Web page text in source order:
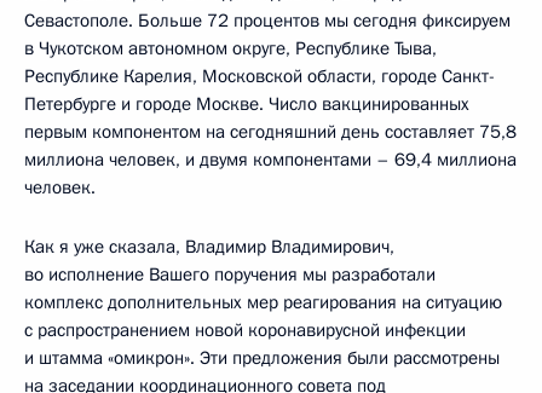
Севастополе. Больше 72 процентов мы сегодня фиксируем
в Чукотском автономном округе, Республике Тыва,
Республике Карелия, Московской области, городе Санкт-
Петербурге и городе Москве. Число вакцинированных
первым компонентом на сегодняшний день составляет 75,8
миллиона человек, и двумя компонентами – 69,4 миллиона
человек.
Как я уже сказала, Владимир Владимирович,
во исполнение Вашего поручения мы разработали
комплекс дополнительных мер реагирования на ситуацию
с распространением новой коронавирусной инфекции
и штамма «омикрон». Эти предложения были рассмотрены
на заседании координационного совета под